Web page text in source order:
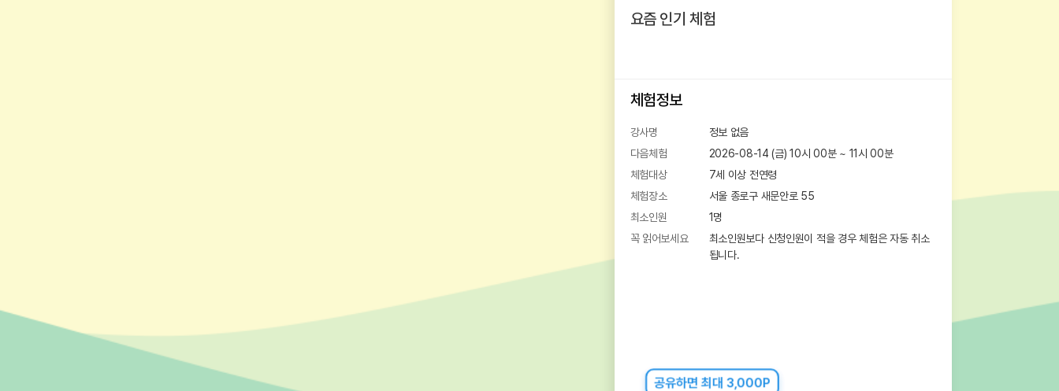
요즘 인기 체험
체험정보
강사명
정보 없음
다음체험
2026-08-14 (금) 10시 00분~ 11시00분
체험대상
7세 이상 전연령
체험장소
서울 종로구 새문안로 55
최소인원
1명
꼭 읽어보세요
최소인원보다 신청인원이 적을 경우 체험은 자동 취소
됩니다.
공유하면 최대 3,000P